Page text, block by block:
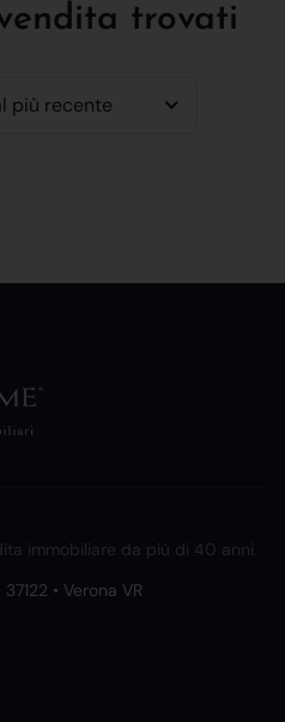
trovati
più recente
immobiliare da più di 40 anni.
• Verona VR